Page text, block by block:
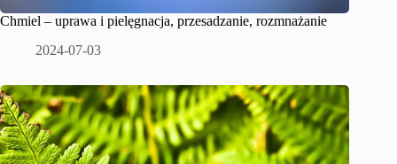
Chmiel – uprawa i pielęgnacja, przesadzanie, rozmnażanie
2024-07-03